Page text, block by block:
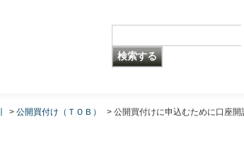
> 公開買付け（ＴＯＢ） > 公開買付けに申込むために口座